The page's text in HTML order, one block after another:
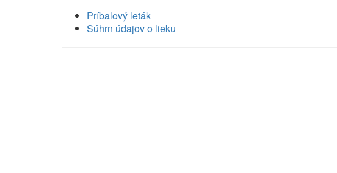
Príbalový leták
Súhrn údajov o lieku